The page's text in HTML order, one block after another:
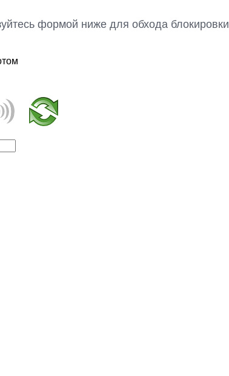
формой ниже для обхода блокировки